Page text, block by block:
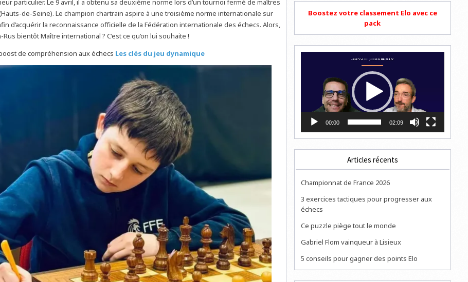
particulier. Le 9 avril, il a obtenu sa deuxième norme lors d’un tournoi fermé de maîtres
de-Seine). Le champion chartrain aspire à une troisième norme internationale sur
d’acquérir la reconnaissance officielle de la Fédération internationale des échecs. Alors,
Rus bientôt Maître international ? C’est ce qu’on lui souhaite !
de compréhension aux échecs Les clés du jeu dynamique
Boostez votre classement Elo avec ce
pack
00:00 02:09
Articles récents
Championnat de France 2026
3 exercices tactiques pour progresser aux
échecs
Ce puzzle piège tout le monde
Gabriel Flom vainqueur à Lisieux
5 conseils pour gagner des points Elo